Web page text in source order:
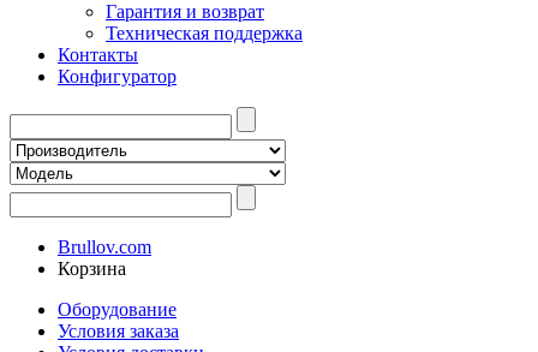
Гарантия и возврат
Техническая поддержка
Контакты
Конфигуратор
Brullov.com
Корзина
Оборудование
Условия заказа